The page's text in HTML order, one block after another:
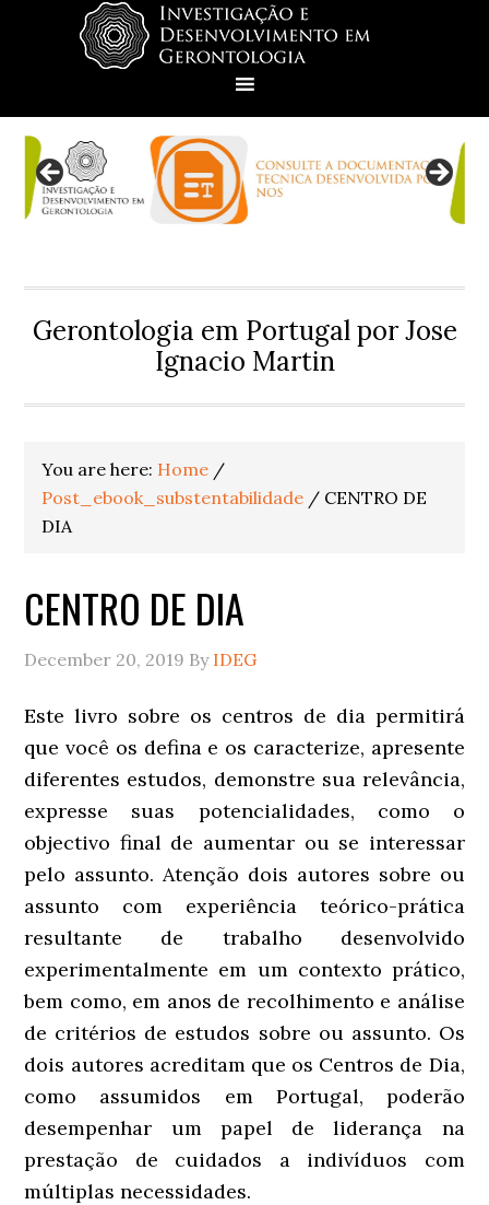
Gerontologia em Portugal por Jose
Ignacio Martin
You are here: Home /
Post_ebook_substentabilidade / CENTRO DE
DIA
CENTRO DE DIA
December 20, 2019 By IDEG
Este livro sobre os centros de dia permitirá
que você os defina e os caracterize, apresente
diferentes estudos, demonstre sua relevância,
expresse suas potencialidades, como o
objectivo final de aumentar ou se interessar
pelo assunto. Atenção dois autores sobre ou
assunto com experiência teórico-prática
resultante de trabalho desenvolvido
experimentalmente em um contexto prático,
bem como, em anos de recolhimento e análise
de critérios de estudos sobre ou assunto. Os
dois autores acreditam que os Centros de Dia,
como assumidos em Portugal, poderão
desempenhar um papel de liderança na
prestação de cuidados a indivíduos com
múltiplas necessidades.